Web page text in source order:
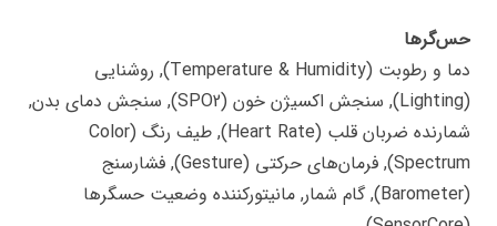
حس‌گرها
دما و رطوبت (Temperature & Humidity), روشنایی
(Lighting), سنجش اکسیژن خون (SPO2), سنجش دمای بدن,
شمارنده ضربان قلب (Heart Rate), طیف رنگ (Color
Spectrum), فرمان‌های حرکتی (Gesture), فشارسنج
(Barometer), گام شمار, مانیتورکننده وضعیت حسگرها